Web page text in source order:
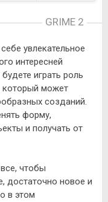
GRIME 2
увлекательное
интересней
играть роль
который может
созданий.
форму,
и получать от
чтобы
достаточно новое и
в этом